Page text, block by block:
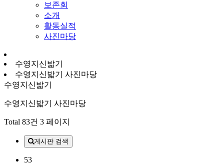
보존회
소개
활동실적
사진마당
수영지신밟기
수영지신밟기 사진마당
수영지신밟기
수영지신밟기 사진마당
Total 83건 3 페이지
게시판 검색
53